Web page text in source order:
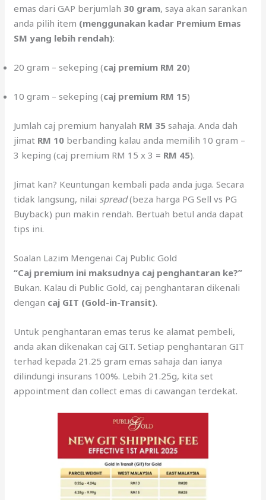
emas dari GAP berjumlah 30 gram, saya akan sarankan
anda pilih item (menggunakan kadar Premium Emas
SM yang lebih rendah):
20 gram – sekeping (caj premium RM 20)
10 gram – sekeping (caj premium RM 15)
Jumlah caj premium hanyalah RM 35 sahaja. Anda dah
jimat RM 10 berbanding kalau anda memilih 10 gram –
3 keping (caj premium RM 15 x 3 = RM 45).
Jimat kan? Keuntungan kembali pada anda juga. Secara
tidak langsung, nilai spread(beza harga PG Sell vs PG
Buyback) pun makin rendah. Bertuah betul anda dapat
tips ini.
Soalan Lazim Mengenai Caj Public Gold
“Caj premium ini maksudnya caj penghantaran ke?”
Bukan. Kalau di Public Gold, caj penghantaran dikenali
dengan caj GIT (Gold-in-Transit).
Untuk penghantaran emas terus ke alamat pembeli,
anda akan dikenakan caj GIT. Setiap penghantaran GIT
terhad kepada 21.25 gram emas sahaja dan ianya
dilindungi insurans 100%. Lebih 21.25g, kita set
appointment dan collect emas di cawangan terdekat.